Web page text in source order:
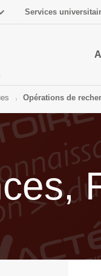
Services
Opérations de